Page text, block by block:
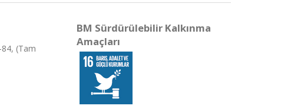
(Tam
BM Sürdürülebilir Kalkınma
Amaçları